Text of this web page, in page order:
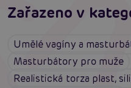
Zařazeno v
Umělé vagíny a
Masturbátory pro muže
Realistická torza plast,